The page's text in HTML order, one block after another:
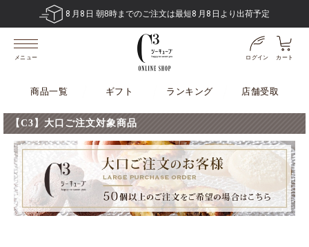
8 月 8 日 朝8時までのご注文は最短8 月 8 日より出荷予定
メニュー ログイン カート
商品一覧 ギフト ランキング 店舗受取
【C3】大口ご注文対象商品